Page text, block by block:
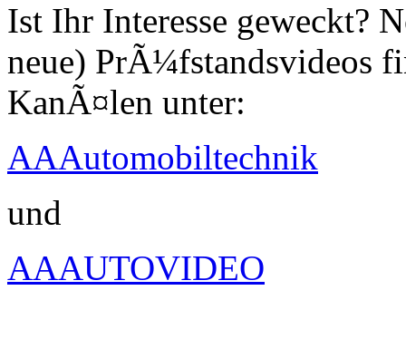
Ist Ihr Interesse geweckt?
neue) PrÃ¼fstandsvideos
KanÃ¤len unter:
AAAutomobiltechnik
und
AAAUTOVIDEO